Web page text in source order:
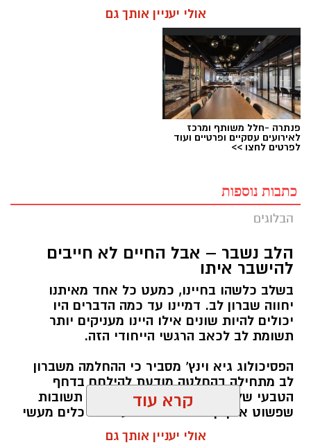
אולי יעניין אותך גם
פנתרה -חלל משותף ומרכז
לאירועים עסקיים ופרטיים ועוד
לפרטים לחצו >>
כתבות נוספות
הבלוגים
הלב נשבר – אבל החיים לא חייבים
להישבר איתו
בשלב כלשהו בחיינו, כמעט כל אחד מאיתנו
יחווה שברון לב. דמיינו עד כמה הדברים היו
יכולים להיות שונים אילו היינו מעניקים יותר
תשומת לב לכאב הרגשי הייחודי הזה.
הפסיכולוג גיא וינץ' מסביר כי ההחלמה משברון
לב מתחילה בהחלטה מודעת להילחם בדחף
הטבעי שלנו לייפות את העבר ולחפש תשובות
שפשוט אינן קיימות. הוא מציע ארגז כלים מעשי
שיעזור לנו, בהדרגה, להשתחרר מהכאב ולהמשיך
קרא עוד
אולי יעניין אותך גם